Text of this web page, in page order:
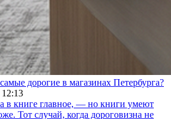
дорогие в магазинах Петербурга?
12:13
в книге главное, — но книги умеют
Тот случай, когда дороговизна не